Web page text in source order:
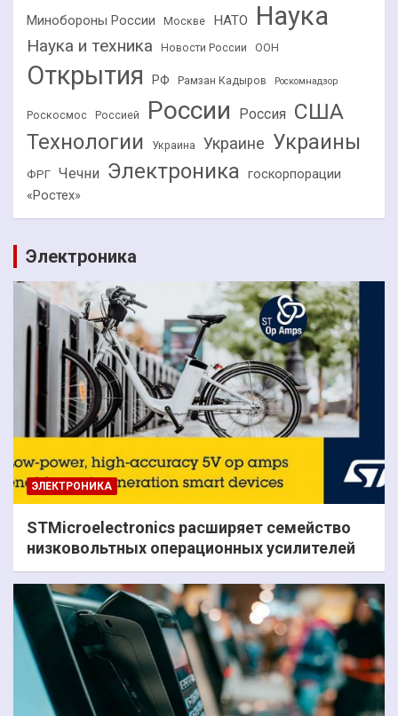
Минобороны России Москве НАТО Наука
Наука и техника Новости России ООН
Открытия РФ Рамзан Кадыров Роскомнадзор
Роскосмос Россией России Россия США
Технологии Украина Украине Украины
ФРГ Чечни Электроника госкорпорации
«Ростех»
Электроника
ЭЛЕКТРОНИКА
STMicroelectronics расширяет семейство
низковольтных операционных усилителей